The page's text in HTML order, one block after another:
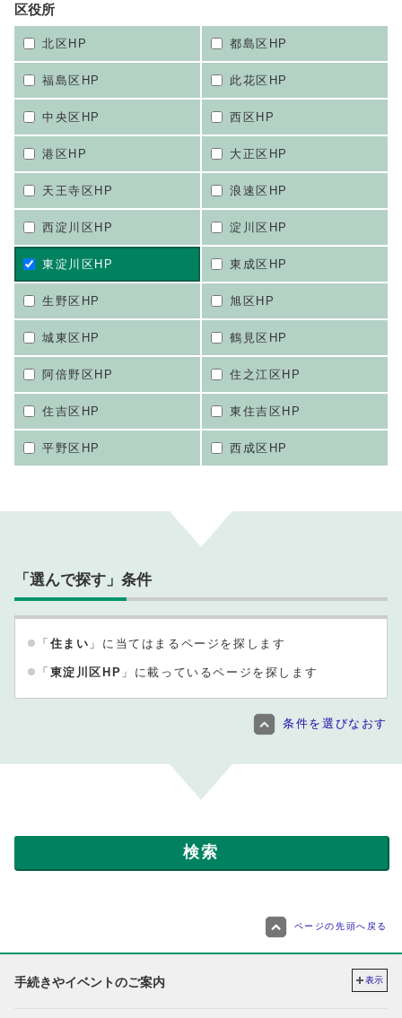
区役所
北区HP 都島区HP
福島区HP 此花区HP
中央区HP 西区HP
港区HP 大正区HP
天王寺区HP 浪速区HP
西淀川区HP 淀川区HP
東淀川区HP 東成区HP
生野区HP 旭区HP
城東区HP 鶴見区HP
阿倍野区HP 住之江区HP
住吉区HP 東住吉区HP
平野区HP 西成区HP
「選んで探す」条件
「 住まい 」に当てはまるページを探します
「 東淀川区HP 」に載っているページを探します
条件を選びなおす
ページの先頭へ戻る
手続きやイベントのご案内 表示